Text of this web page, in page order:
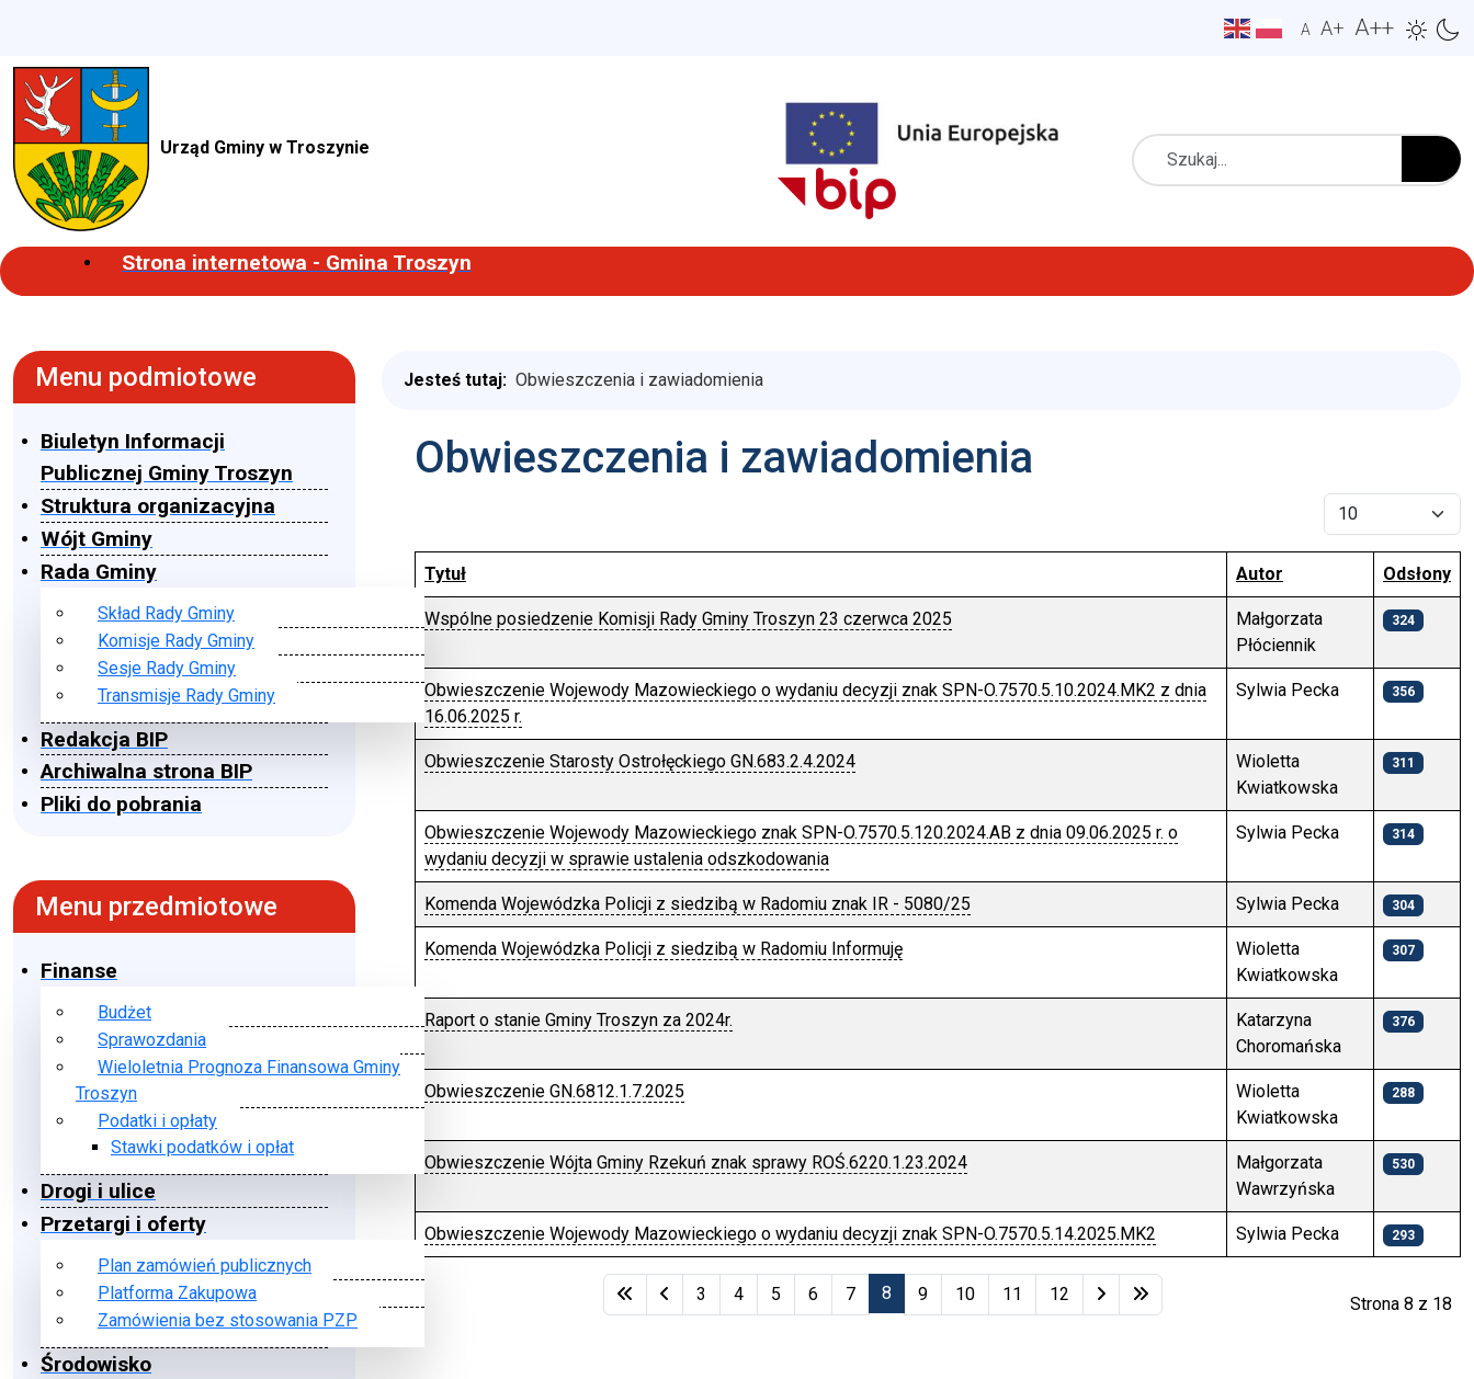
A A+ A++
Urząd Gminy w Troszynie
Szukaj
Strona internetowa - Gmina Troszyn
Menu podmiotowe
Biuletyn Informacji
Publicznej Gminy Troszyn
Struktura organizacyjna
Wójt Gminy
Rada Gminy
Skład Rady Gminy
Komisje Rady Gminy
Sesje Rady Gminy
Transmisje Rady Gminy
Redakcja BIP
Archiwalna strona BIP
Pliki do pobrania
Menu przedmiotowe
Finanse
Budżet
Sprawozdania
Wieloletnia Prognoza Finansowa Gminy
Troszyn
Podatki i opłaty
Stawki podatków i opłat
Drogi i ulice
Przetargi i oferty
Plan zamówień publicznych
Platforma Zakupowa
Zamówienia bez stosowania PZP
Środowisko
Jesteś tutaj: Obwieszczenia i zawiadomienia
Obwieszczenia i zawiadomienia
Pokaż #
Tytuł Autor Odsłony
Wspólne posiedzenie Komisji Rady Gminy Troszyn 23 czerwca 2025
Małgorzata
Płóciennik
324
Obwieszczenie Wojewody Mazowieckiego o wydaniu decyzji znak SPN-O.7570.5.10.2024.MK2 z dnia
16.06.2025 r.
Sylwia Pecka 356
Obwieszczenie Starosty Ostrołęckiego GN.683.2.4.2024
Wioletta
Kwiatkowska
311
Obwieszczenie Wojewody Mazowieckiego znak SPN-O.7570.5.120.2024.AB z dnia 09.06.2025 r. o
wydaniu decyzji w sprawie ustalenia odszkodowania
Sylwia Pecka 314
Komenda Wojewódzka Policji z siedzibą w Radomiu znak IR - 5080/25 Sylwia Pecka 304
Komenda Wojewódzka Policji z siedzibą w Radomiu Informuję
Wioletta
Kwiatkowska
307
Raport o stanie Gminy Troszyn za 2024r.
Katarzyna
Choromańska
376
Obwieszczenie GN.6812.1.7.2025
Wioletta
Kwiatkowska
288
Obwieszczenie Wójta Gminy Rzekuń znak sprawy ROŚ.6220.1.23.2024
Małgorzata
Wawrzyńska
530
Obwieszczenie Wojewody Mazowieckiego o wydaniu decyzji znak SPN-O.7570.5.14.2025.MK2 Sylwia Pecka 293
Strona 8 z 18
3 4 5 6 7 8 9 10 11 12